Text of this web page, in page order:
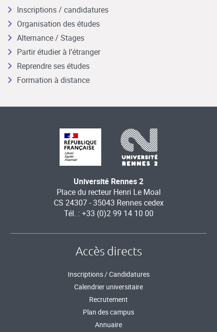
Inscriptions / candidatures
Organisation des études
Alternance / Stages
Partir étudier à l’étranger
Reprendre ses études
Formation à distance
Université Rennes 2
Place du recteur Henri Le Moal
CS 24307 - 35043 Rennes cedex
Tél. : +33 (0)2 99 14 10 00
Accès directs
Inscriptions / Candidatures
Calendrier universitaire
Recrutement
Plan des campus
Annuaire